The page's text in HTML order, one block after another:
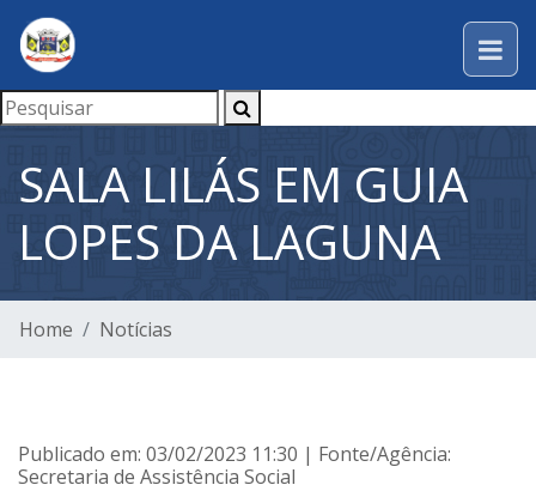
SALA LILÁS EM GUIA
LOPES DA LAGUNA
Home Notícias
Publicado em: 03/02/2023 11:30 | Fonte/Agência:
Secretaria de Assistência Social